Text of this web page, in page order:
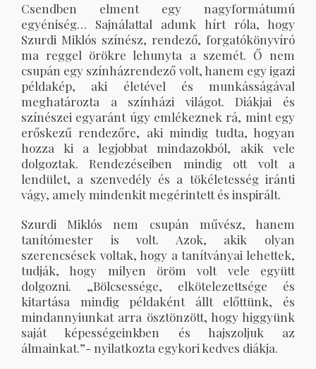
Csendben elment egy nagyformátumú
egyéniség… Sajnálattal adunk hírt róla, hogy
Szurdi Miklós színész, rendező, forgatókönyvíró
ma reggel örökre lehunyta a szemét. Ő nem
csupán egy színházrendező volt, hanem egy igazi
példakép, aki életével és munkásságával
meghatározta a színházi világot. Diákjai és
színészei egyaránt úgy emlékeznek rá, mint egy
erőskezű rendezőre, aki mindig tudta, hogyan
hozza ki a legjobbat mindazokból, akik vele
dolgoztak. Rendezéseiben mindig ott volt a
lendület, a szenvedély és a tökéletesség iránti
vágy, amely mindenkit megérintett és inspirált.
Szurdi Miklós nem csupán művész, hanem
tanítómester is volt. Azok, akik olyan
szerencsések voltak, hogy a tanítványai lehettek,
tudják, hogy milyen öröm volt vele együtt
dolgozni. „Bölcsessége, elkötelezettsége és
kitartása mindig példaként állt előttünk, és
mindannyiunkat arra ösztönzött, hogy higgyünk
saját képességeinkben és hajszoljuk az
álmainkat.”- nyilatkozta egykori kedves diákja.